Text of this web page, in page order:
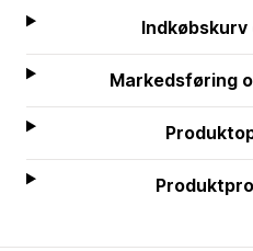
Markedsføring